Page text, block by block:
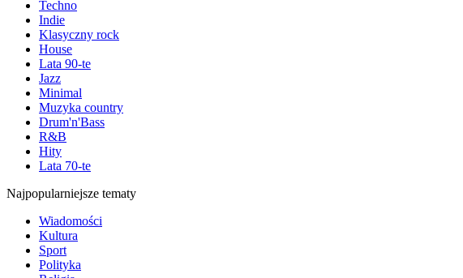
Techno
Indie
Klasyczny rock
House
Lata 90-te
Jazz
Minimal
Muzyka country
Drum'n'Bass
R&B
Hity
Lata 70-te
Najpopularniejsze tematy
Wiadomości
Kultura
Sport
Polityka